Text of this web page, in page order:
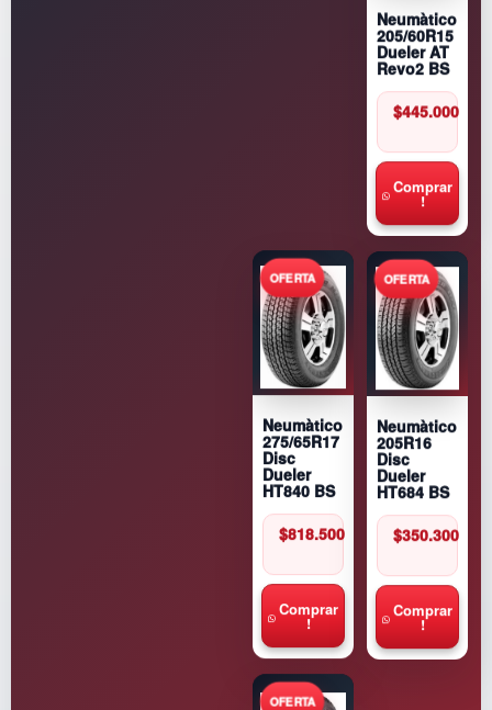
Neumàtico
205/60R15
Dueler AT
Revo2 BS
$445.000
Comprar
!
Neumàtico
275/65R17
Disc
Dueler
HT840 BS
$818.500
Comprar
!
Neumàtico
205R16
Disc
Dueler
HT684 BS
$350.300
Comprar
!